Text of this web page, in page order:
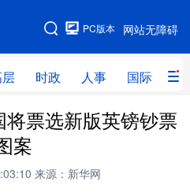
网站无障碍
PC版本
时政 人事 国际 财
地图
时政 人事
全球连线
票选新版英镑钞票
案
来源：新华网